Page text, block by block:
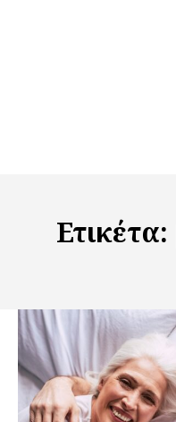
Ετικέτα: